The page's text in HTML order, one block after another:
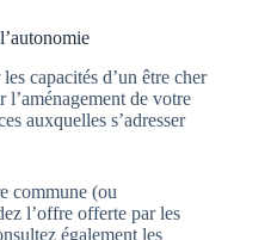
capacités d’un être cher
l’aménagement de votre
auxquelles s’adresser
commune (ou
l’offre offerte par les
également les